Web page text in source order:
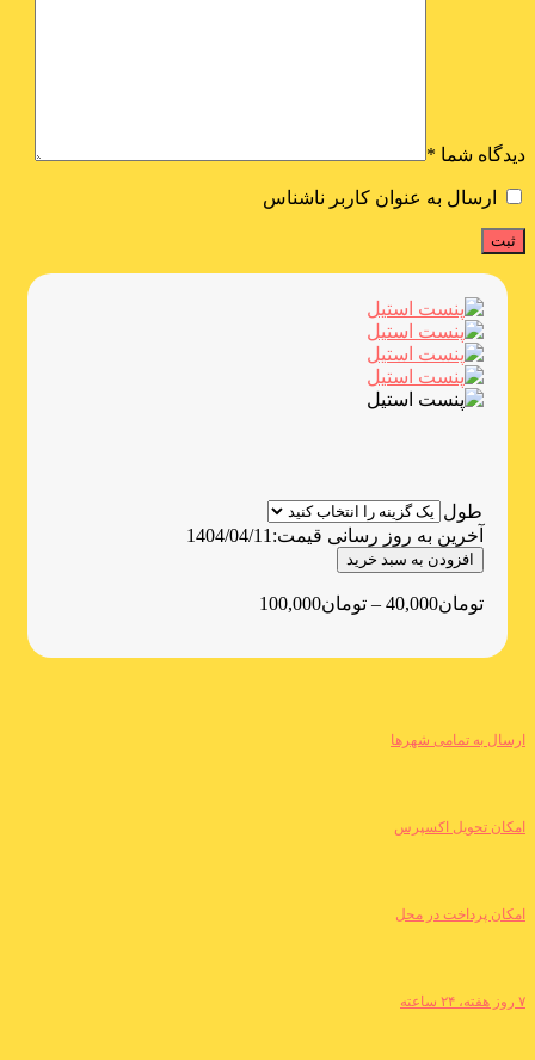
دیدگاه شما *
ارسال به عنوان کاربر ناشناس
طول
آخرین به روز رسانی قیمت: 1404/04/11
افزودن به سبد خرید
تومان40,000
– تومان100,000
ارسال به تمامی شهرها
امکان تحویل اکسپرس
امکان پرداخت در محل
۷ روز هفته، ۲۴ ساعته